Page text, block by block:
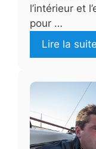
l’intérieur et
pour …
Lire la suite